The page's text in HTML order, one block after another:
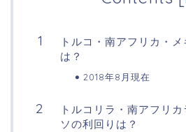
トルコ・南アフリカ・
は？
2018年8月現在
トルコリラ・南アフリ
ソの利回りは？